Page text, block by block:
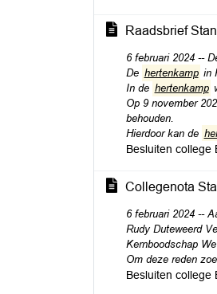
Raadsbrief
6 februari 2024 --
De hertenkamp in
In de hertenkamp
Op 9 november
behouden.
Hierdoor kan de
Besluiten college
Collegenota
6 februari 2024 --
Rudy Duteweerd
Kernboodschap
Om deze reden
Besluiten college